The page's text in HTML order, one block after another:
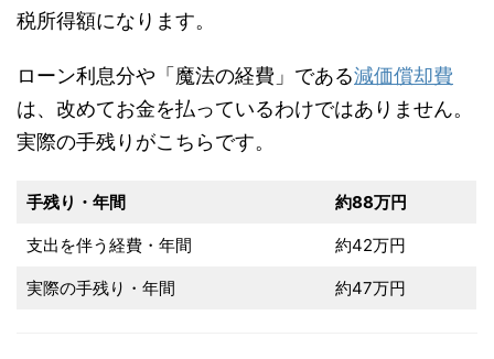
税所得額になります。
ローン利息分や「魔法の経費」である減価償却費
は、改めてお金を払っているわけではありません。
実際の手残りがこちらです。
手残り・年間 約88万円
支出を伴う経費・年間 約42万円
実際の手残り・年間 約47万円